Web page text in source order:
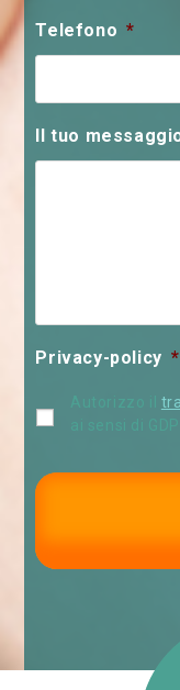
Telefono *
Il tuo
Privacy-policy *
Autorizzo il
ai sensi di